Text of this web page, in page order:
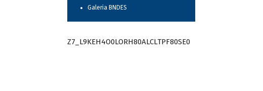
Galeria BNDES
Z7_L9KEH4O0LORH80ALCLTPF80SE0